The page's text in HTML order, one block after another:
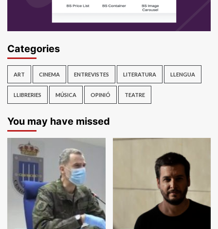
Categories
ART CINEMA ENTREVISTES LITERATURA LLENGUA
LLIBRERIES MÚSICA OPINIÓ TEATRE
You may have missed